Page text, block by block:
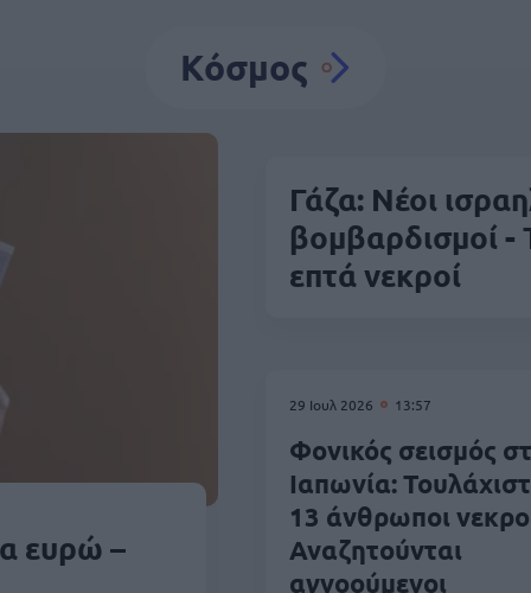
Κόσμος
ευρώ –
Γάζα: Νέοι
βομβαρδισμοί -
επτά νεκροί
29 Ιουλ 2026 13:57
Φονικός σεισμός
Ιαπωνία:
13 άνθρωποι
Αναζητούνται
αγνοούμενοι